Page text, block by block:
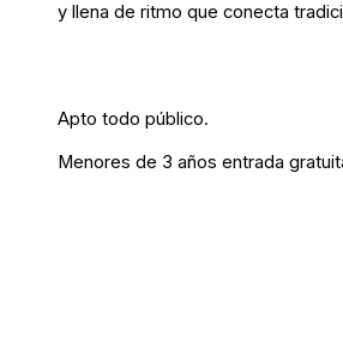
y llena de ritmo que conecta
Apto todo público.
Menores de 3 años entrada